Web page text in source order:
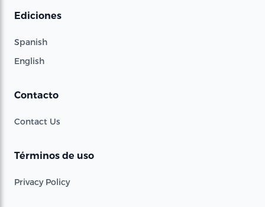
Ediciones
Spanish
English
Contacto
Contact Us
Términos de uso
Privacy Policy